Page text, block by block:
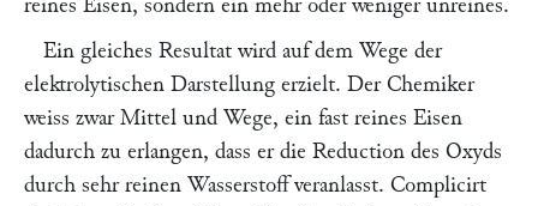
reines Eisen, sondern ein mehr oder weniger unreines.
Ein gleiches Resultat wird auf dem Wege der
elektrolytischen Darstellung erzielt. Der Chemiker
weiss zwar Mittel und Wege, ein fast reines Eisen
dadurch zu erlangen, dass er die Reduction des Oxyds
durch sehr reinen Wasserstoff veranlasst. Complicirt